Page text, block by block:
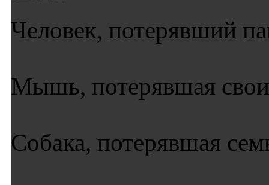
Человек, потерявший
Мышь, потерявшая свои
Собака, потерявшая